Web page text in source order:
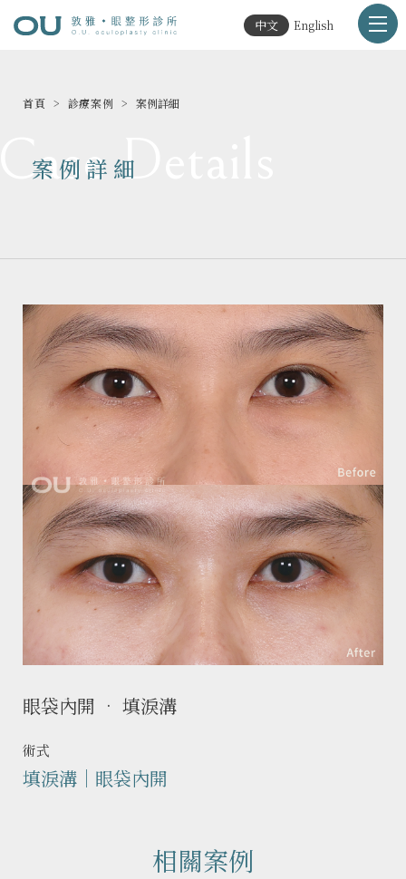
中文 English
首頁 診療案例 案例詳細
Details
案例詳細
眼袋內開 • 填淚溝
術式
填淚溝｜眼袋內開
相關案例